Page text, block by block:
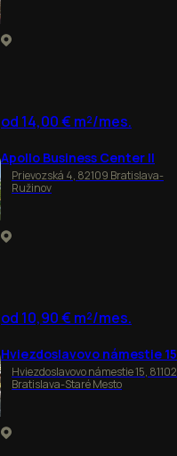
od 14,00 € m²/mes.
Apollo Business Center II
Prievozská 4, 82109 Bratislava-
Ružinov
od 10,90 € m²/mes.
Hviezdoslavovo námestie 15
Hviezdoslavovo námestie 15, 81102
Bratislava-Staré Mesto